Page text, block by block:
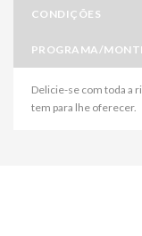
CONDIÇÕES
PROGRAMA/
Delicie-se com toda a
tem para lhe oferecer.